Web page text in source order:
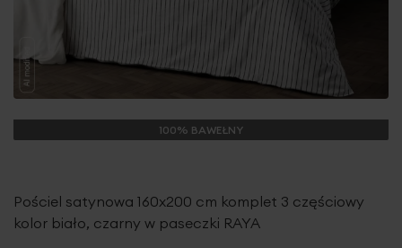
100% BAWEŁNY
Pościel satynowa 160x200 cm komplet 3 częściowy
kolor biało, czarny w paseczki RAYA